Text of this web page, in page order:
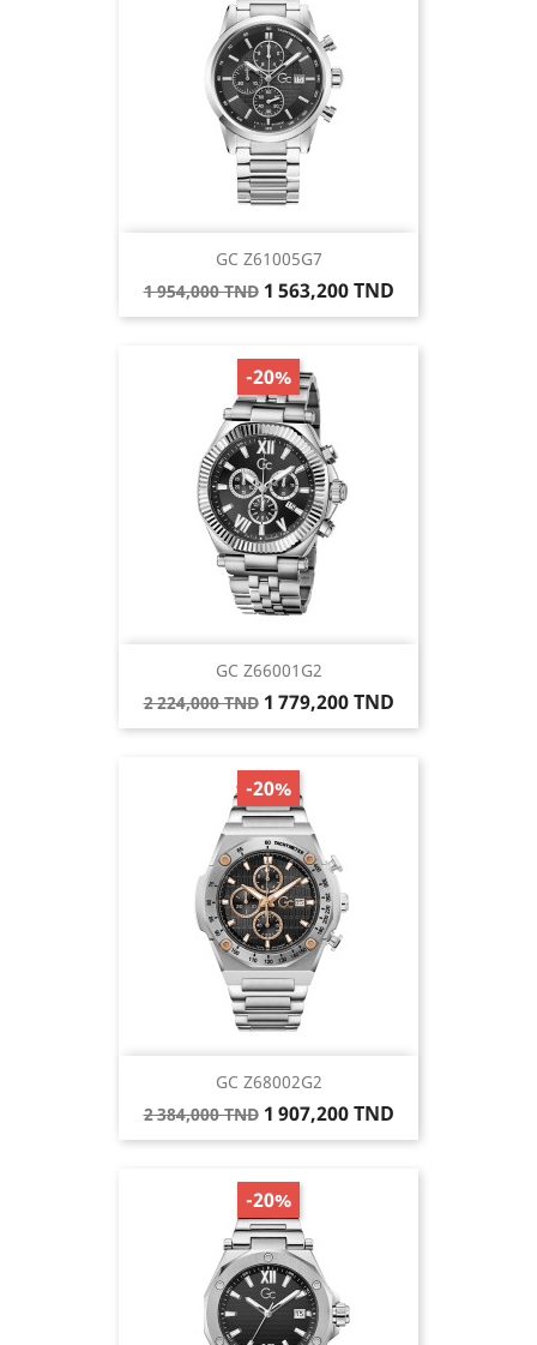
GC Z61005G7
Prix
de
1 954,000 TND Prix
1 563,200 TND
GC Z66001G2
Prix
de
2 224,000 TND Prix
1 779,200 TND
-20%
GC Z68002G2
Prix
de
2 384,000 TND Prix
1 907,200 TND
-20%
-20%